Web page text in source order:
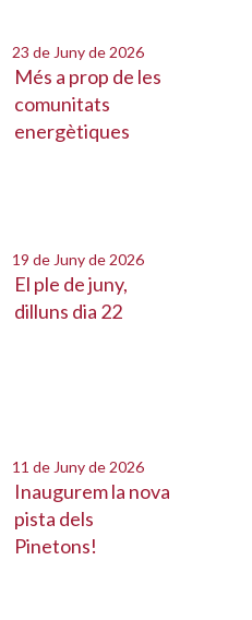
23 de Juny de 2026
Més a prop de les
comunitats
energètiques
19 de Juny de 2026
El ple de juny,
dilluns dia 22
11 de Juny de 2026
Inaugurem la nova
pista dels
Pinetons!